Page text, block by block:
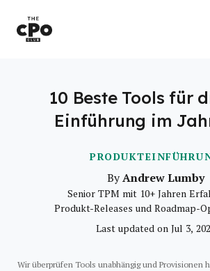
10 Beste Tools für
Einführung im
ByAndrew Lumby
Senior TPM mit 10+ Jahren
Produkt-Releases und Roadmap-
Last updated on Jul 3,
Wir überprüfen Tools unabhängig und Provisionen